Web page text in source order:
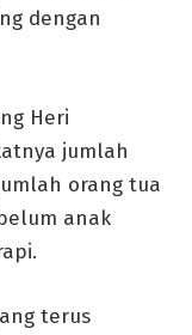
dengan
Heri
jumlah
orang tua
anak
terus